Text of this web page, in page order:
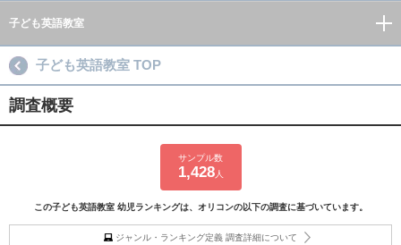
子ども英語教室
子ども英語教室 TOP
調査概要
サンプル数
1,428人
この子ども英語教室 幼児ランキングは、オリコンの以下の調査に基づいています。
ジャンル・ランキング定義 調査詳細について